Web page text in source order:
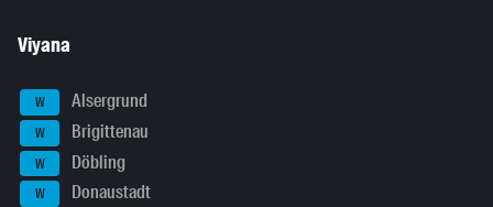
Viyana
W Alsergrund
W Brigittenau
W Döbling
W Donaustadt